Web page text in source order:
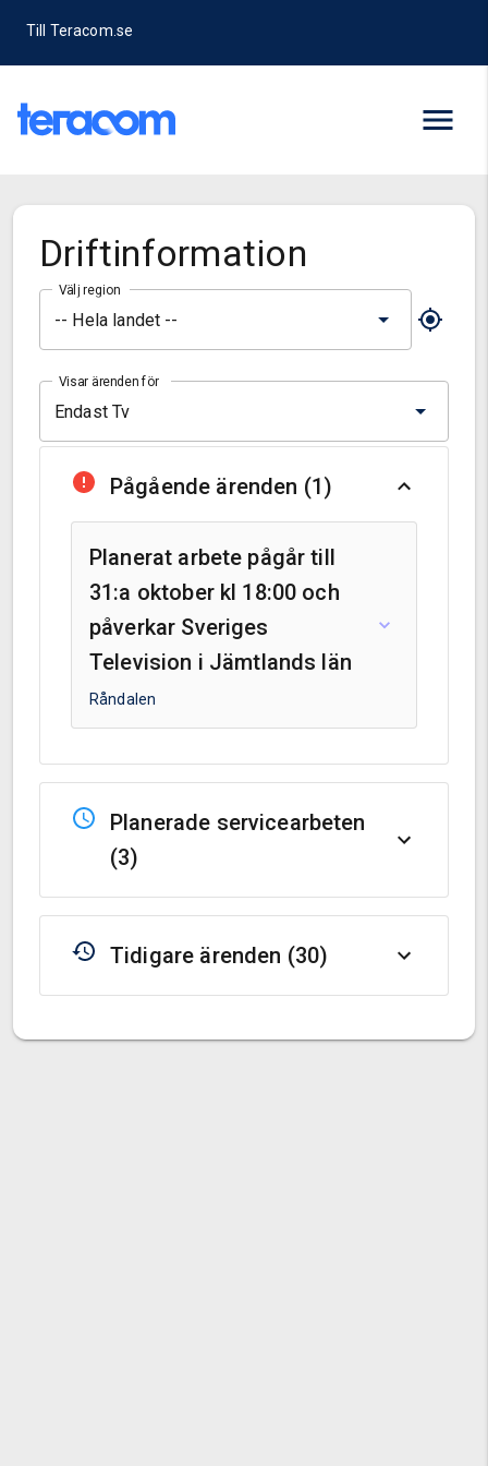
Till Teracom.se
Driftinformation
-- Hela landet --
Välj region
Endast Tv
Visar ärenden för
Pågående ärenden (1)
Planerat arbete pågår till
31:a oktober kl 18:00 och
påverkar Sveriges
Television i Jämtlands län
Råndalen
Planerade servicearbeten
(3)
Tidigare ärenden (30)